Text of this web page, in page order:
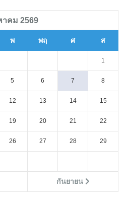
าคม 2569
พ พฤ ศ ส
กันยายน
1
5 6 7 8
12 13 14 15
19 20 21 22
26 27 28 29